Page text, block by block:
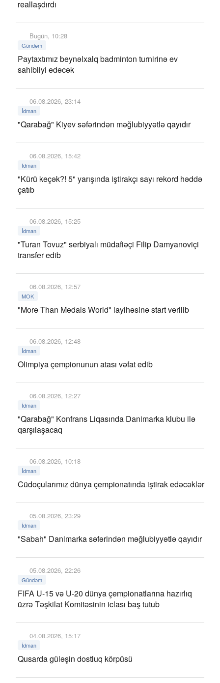
reallaşdırdı
Bugün, 10:28
Gündəm
Paytaxtımız beynəlxalq badminton turnirinə ev
sahibliyi edəcək
06.08.2026, 23:14
İdman
"Qarabağ" Kiyev səfərindən məğlubiyyətlə qayıdır
06.08.2026, 15:42
İdman
"Kürü keçək?! 5" yarışında iştirakçı sayı rekord həddə
çatıb
06.08.2026, 15:25
İdman
"Turan Tovuz" serbiyalı müdafiəçi Filip Damyanoviçi
transfer edib
06.08.2026, 12:57
MOK
"More Than Medals World" layihəsinə start verilib
06.08.2026, 12:48
İdman
Olimpiya çempionunun atası vəfat edib
06.08.2026, 12:27
İdman
"Qarabağ" Konfrans Liqasında Danimarka klubu ilə
qarşılaşacaq
06.08.2026, 10:18
İdman
Cüdoçularımız dünya çempionatında iştirak edəcəklər
05.08.2026, 23:29
İdman
"Sabah" Danimarka səfərindən məğlubiyyətlə qayıdır
05.08.2026, 22:26
Gündəm
FIFA U-15 və U-20 dünya çempionatlarına hazırlıq
üzrə Təşkilat Komitəsinin iclası baş tutub
04.08.2026, 15:17
İdman
Qusarda güləşin dostluq körpüsü